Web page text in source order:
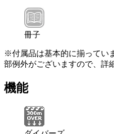
冊子
※付属品は基本的に揃ってい
部例外がございますので、詳
機能